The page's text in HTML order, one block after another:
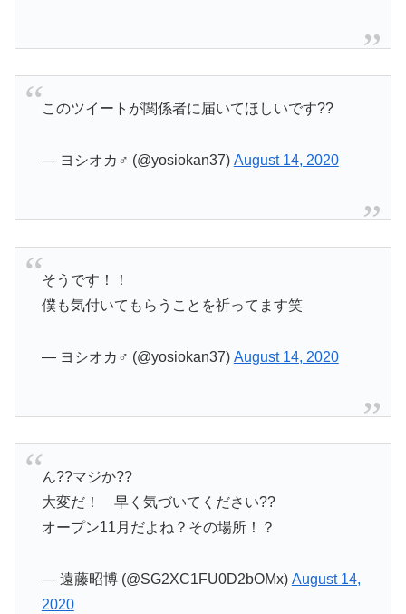
このツイートが関係者に届いてほしいです??
— ヨシオカ♂ (@yosiokan37) August 14, 2020
そうです！！
僕も気付いてもらうことを祈ってます笑
— ヨシオカ♂ (@yosiokan37) August 14, 2020
ん??マジか??
大変だ！ 早く気づいてください??
オープン11月だよね？その場所！？
— 遠藤昭博 (@SG2XC1FU0D2bOMx) August 14,
2020